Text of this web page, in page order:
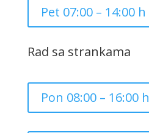
Pet 07:00 – 14:00 h
Rad sa strankama
Pon 08:00 – 16:00 h